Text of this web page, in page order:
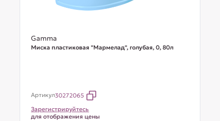
Gamma
Миска пластиковая "Мармелад", голубая, 0, 80л
Артикул30272065
Зарегистрируйтесь
для отображения цены